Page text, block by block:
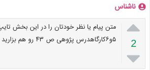
ناشناس

2

متن پیام یا نظر خودتان را در این بخش
۵و۶کارگاهدرس پژوهی ص ۴۳ رو هم بزارید